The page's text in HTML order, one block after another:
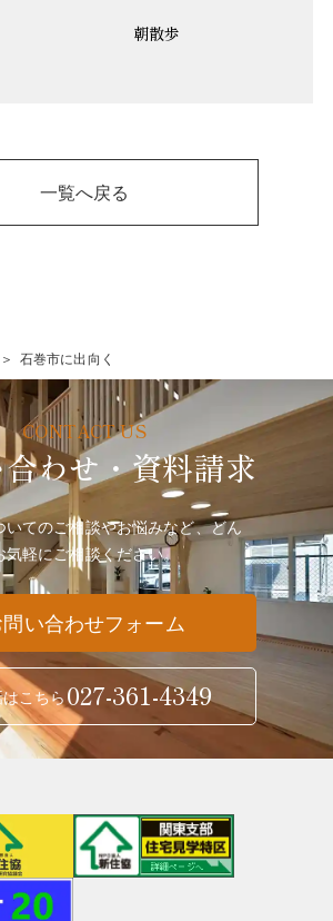
朝散歩
一覧へ戻る
石巻市に出向く
わせ・資料請求
いてのご相談やお悩みなど、どん
気軽にご相談ください。
い合わせフォーム
こちら 027-361-4349